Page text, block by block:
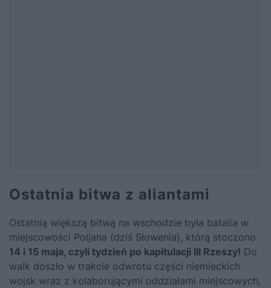
Ostatnia bitwa z aliantami
Ostatnią większą bitwą na wschodzie była batalia w
miejscowości Poljana (dziś Słowenia), którą stoczono
14 i 15 maja, czyli tydzień po kapitulacji III Rzeszy! Do
walk doszło w trakcie odwrotu części niemieckich
wojsk wraz z kolaborującymi oddziałami miejscowych,